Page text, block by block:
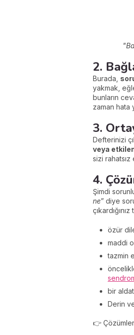
2.
Burada,
yakmak,
bunların
zaman hata
3.
Defterinizi
veya
sizi
4.
Şimdi
ne” diye
özür
maddi
tazmin
bir
Derin
👉